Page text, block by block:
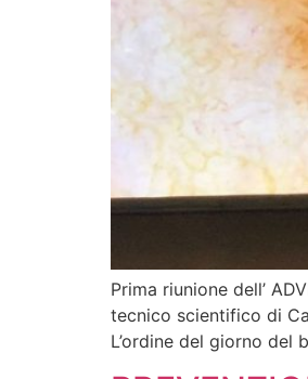
Prima riunione dell’
tecnico scientifico di
L’ordine del giorno del